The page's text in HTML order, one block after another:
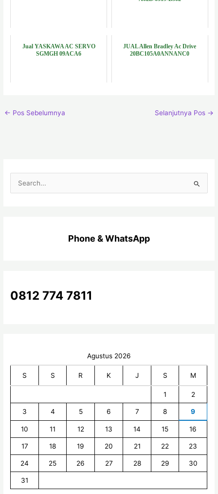
Jual YASKAWA AC SERVO
SGMGH 09ACA6
JUAL Allen Bradley Ac Drive
20BC105A0ANNANC0
← Pos Sebelumnya Selanjutnya Pos →
k
Phone & WhatsApp
0812 774 7811
Agustus 2026
S S R K J S M
1 2
3 4 5 6 7 8 9
10 11 12 13 14 15 16
17 18 19 20 21 22 23
24 25 26 27 28 29 30
31